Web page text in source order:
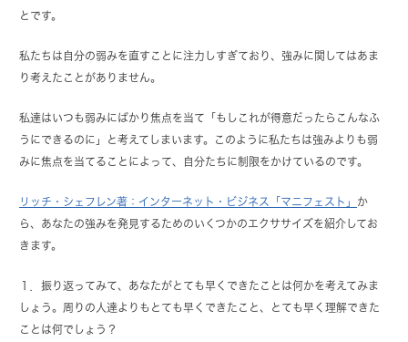
とです。
私たちは自分の弱みを直すことに注力しすぎており、強みに関してはあま
り考えたことがありません。
私達はいつも弱みにばかり焦点を当て「もしこれが得意だったらこんなふ
うにできるのに」と考えてしまいます。このように私たちは強みよりも弱
みに焦点を当てることによって、自分たちに制限をかけているのです。
リッチ・シェフレン著：インターネット・ビジネス「マニフェスト」 か
ら、あなたの強みを発見するためのいくつかのエクササイズを紹介してお
きます。
１．振り返ってみて、あなたがとても早くできたことは何かを考えてみま
しょう。周りの人達よりもとても早くできたこと、とても早く理解できた
ことは何でしょう？